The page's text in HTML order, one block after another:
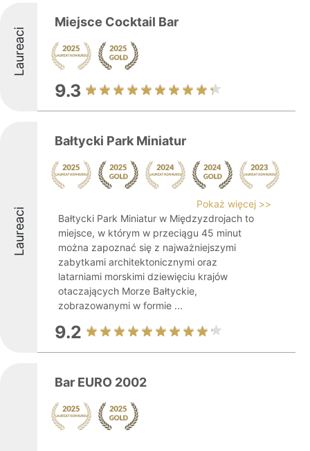
Laureaci
Miejsce Cocktail Bar
9.3
Laureaci
Bałtycki Park Miniatur
Pokaż więcej >>
Bałtycki Park Miniatur w Międzyzdrojach to
miejsce, w którym w przeciągu 45 minut
można zapoznać się z najważniejszymi
zabytkami architektonicznymi oraz
latarniami morskimi dziewięciu krajów
otaczających Morze Bałtyckie,
zobrazowanymi w formie ...
9.2
Bar EURO 2002